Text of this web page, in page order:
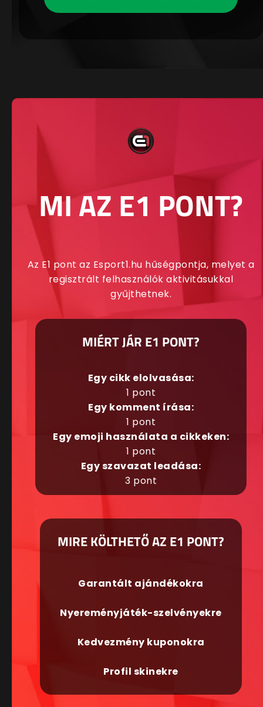
MI AZ E1 PONT?
Az E1 pont az Esport1.hu hűségpontja, melyet a
regisztrált felhasználók aktivitásukkal
gyűjthetnek.
MIÉRT JÁR E1 PONT?
Egy cikk elolvasása:
1 pont
Egy komment írása:
1 pont
Egy emoji használata a cikkeken:
1 pont
Egy szavazat leadása:
3 pont
MIRE KÖLTHETŐ AZ E1 PONT?
Garantált ajándékokra
Nyereményjáték-szelvényekre
Kedvezmény kuponokra
Profil skinekre